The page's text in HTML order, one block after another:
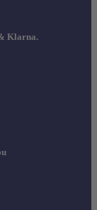
Klarna.